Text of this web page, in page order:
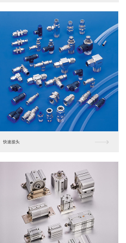
松下人机界面GT07